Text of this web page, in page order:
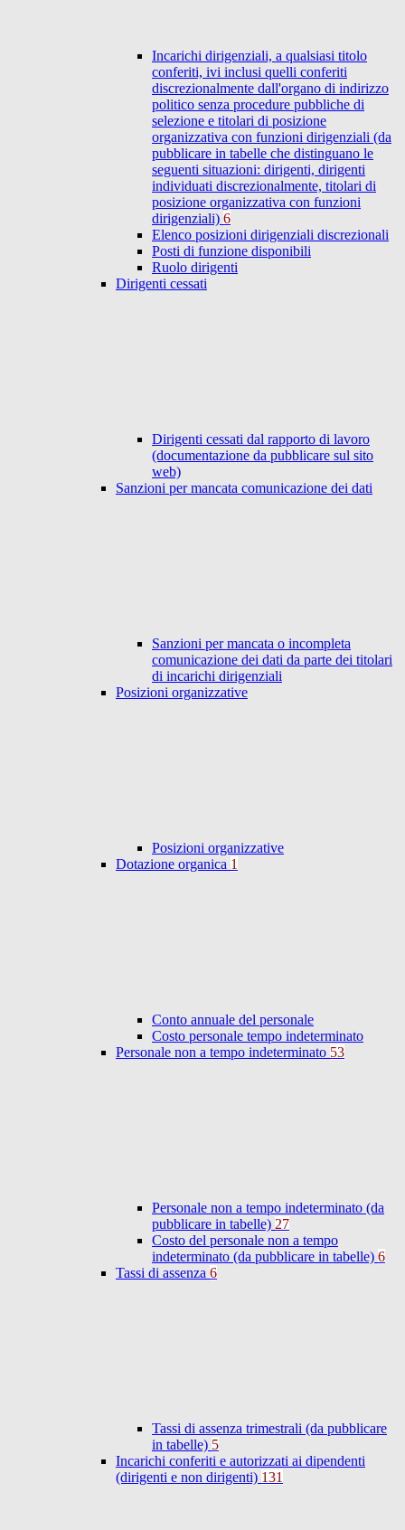
Incarichi dirigenziali, a qualsiasi titolo
conferiti, ivi inclusi quelli conferiti
discrezionalmente dall'organo di indirizzo
politico senza procedure pubbliche di
selezione e titolari di posizione
organizzativa con funzioni dirigenziali (da
pubblicare in tabelle che distinguano le
seguenti situazioni: dirigenti, dirigenti
individuati discrezionalmente, titolari di
posizione organizzativa con funzioni
dirigenziali) 6
Elenco posizioni dirigenziali discrezionali
Posti di funzione disponibili
Ruolo dirigenti
Dirigenti cessati
Dirigenti cessati dal rapporto di lavoro
(documentazione da pubblicare sul sito
web)
Sanzioni per mancata comunicazione dei dati
Sanzioni per mancata o incompleta
comunicazione dei dati da parte dei titolari
di incarichi dirigenziali
Posizioni organizzative
Posizioni organizzative
Dotazione organica 1
Conto annuale del personale
Costo personale tempo indeterminato
Personale non a tempo indeterminato 53
Personale non a tempo indeterminato (da
pubblicare in tabelle) 27
Costo del personale non a tempo
indeterminato (da pubblicare in tabelle) 6
Tassi di assenza 6
Tassi di assenza trimestrali (da pubblicare
in tabelle) 5
Incarichi conferiti e autorizzati ai dipendenti
(dirigenti e non dirigenti) 131